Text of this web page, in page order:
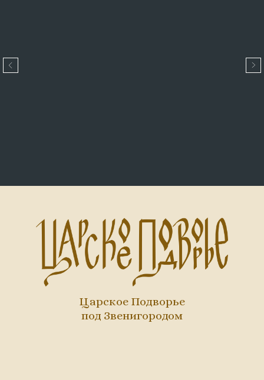
Царское Подворье
под Звенигородом